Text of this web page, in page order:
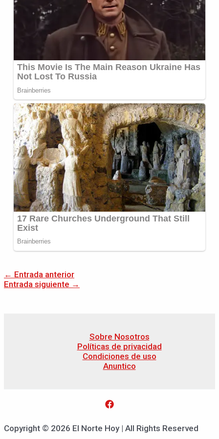
← Entrada anterior
Entrada siguiente →
Sobre Nosotros
Políticas de privacidad
Condiciones de uso
Anuntico
Copyright © 2026 El Norte Hoy | All Rights Reserved